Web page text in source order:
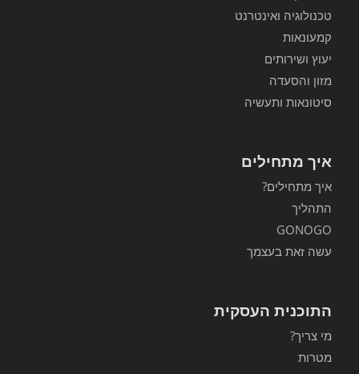
טכנולוגיה ואינטרנט
קמעונאות
יעוץ ושירותים
מזון והסעדה
סיטונאות ותעשיה
איך מתחילים
איך מתחילים?
התהליך
GONOGO
עשה זאת בעצמך
התוכנית העסקית
מי צריך?
מטרות